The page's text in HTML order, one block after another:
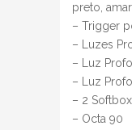
preto,
– Trigger
– Luzes
– Luz
– Luz
– 2
– Octa 90